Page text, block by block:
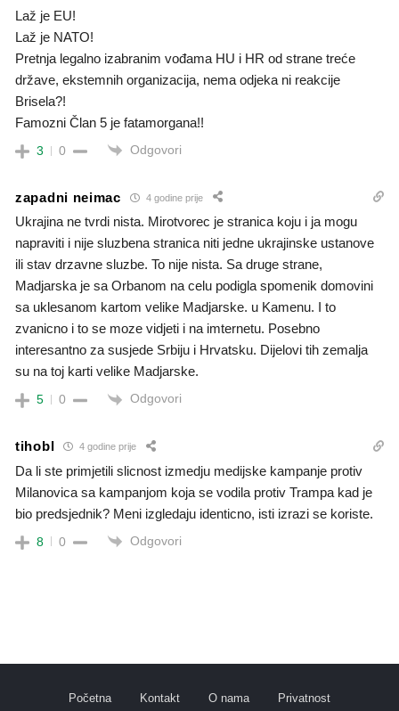
Laž je EU!
Laž je NATO!
Pretnja legalno izabranim vođama HU i HR od strane treće
države, ekstemnih organizacija, nema odjeka ni reakcije
Brisela?!
Famozni Član 5 je fatamorgana!!
3 0 Odgovori
zapadni neimac 4 godine prije
Ukrajina ne tvrdi nista. Mirotvorec je stranica koju i ja mogu
napraviti i nije sluzbena stranica niti jedne ukrajinske ustanove
ili stav drzavne sluzbe. To nije nista. Sa druge strane,
Madjarska je sa Orbanom na celu podigla spomenik domovini
sa uklesanom kartom velike Madjarske. u Kamenu. I to
zvanicno i to se moze vidjeti i na imternetu. Posebno
interesantno za susjede Srbiju i Hrvatsku. Dijelovi tih zemalja
su na toj karti velike Madjarske.
5 0 Odgovori
tihobl 4 godine prije
Da li ste primjetili slicnost izmedju medijske kampanje protiv
Milanovica sa kampanjom koja se vodila protiv Trampa kad je
bio predsjednik? Meni izgledaju identicno, isti izrazi se koriste.
8 0 Odgovori
Početna Kontakt O nama Privatnost